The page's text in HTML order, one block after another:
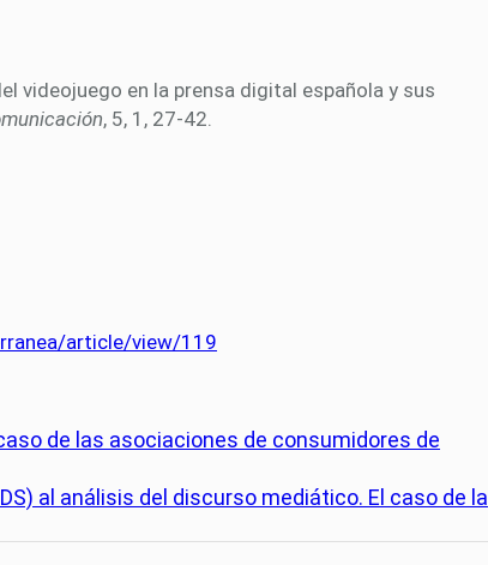
videojuego en la prensa digital española y sus
, 5, 1, 27-42.
article/view/119
de las asociaciones de consumidores de
al análisis del discurso mediático. El caso de la